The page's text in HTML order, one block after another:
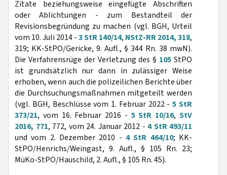
Zitate beziehungsweise eingefügte Abschriften
oder Ablichtungen - zum Bestandteil der
Revisionsbegründung zu machen (vgl. BGH, Urteil
vom 10. Juli 2014 -3 StR 140/14, NStZ-RR 2014, 318,
319; KK-StPO/Gericke, 9. Aufl., § 344 Rn. 38 mwN).
Die Verfahrensrüge der Verletzung des § 105 StPO
ist grundsätzlich nur dann in zulässiger Weise
erhoben, wenn auch die polizeilichen Berichte über
die Durchsuchungsmaßnahmen mitgeteilt werden
(vgl. BGH, Beschlüsse vom 1. Februar 2022 -5 StR
373/21, vom 16. Februar 2016 - 5 StR 10/16,StV
2016, 771, 772, vom 24. Januar 2012 - 4 StR 493/11
und vom 2. Dezember 2010 - 4 StR 464/10; KK-
StPO/Henrichs/Weingast, 9. Aufl., § 105 Rn. 23;
MüKo-StPO/Hauschild, 2. Aufl., § 105 Rn. 45).